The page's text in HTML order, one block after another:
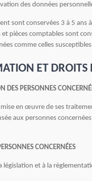
des données
sont conservées 3 à 5
et pièces comptables sont
comme celles
ET DROITS
PERSONNES
en œuvre de ses
aux personnes
CONCERNÉES
législation et à la